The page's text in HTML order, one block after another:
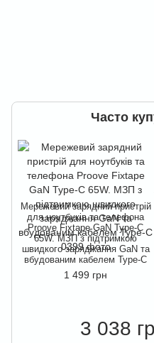
Часто
Мережевий зарядний пристрій
для ноутбуків та телефона
Proove Fixtape GaN Type-C
65W. МЗП з підтримкою
швидкого заряджання GaN та
вбудованим кабелем Type-C
1 499 грн
3 038